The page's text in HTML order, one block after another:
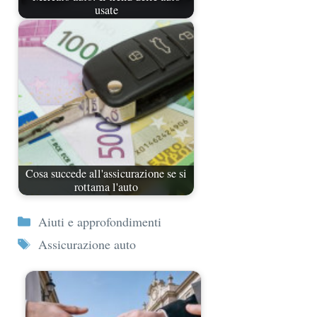
usate
Cosa succede all'assicurazione se si
rottama l'auto
Categorie
Aiuti e approfondimenti
Tag
Assicurazione auto